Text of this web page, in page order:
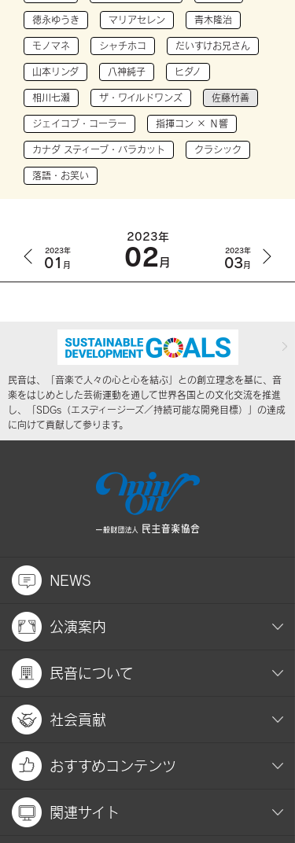
徳永ゆうき マリアセレン 青木隆治
モノマネ シャチホコ だいすけお兄さん
山本リンダ 八神純子 ヒダノ
相川七瀬 ザ・ワイルドワンズ 佐藤竹善
ジェイコブ・コーラー 指揮コン × Ｎ響
カナダ スティーブ・バラカット クラシック
落語・お笑い
2023年
01 月
2023年
02月
2023年
03月
民音は、「音楽で人々の心と心を結ぶ」との創立理念を基に、音
楽をはじめとした芸術運動を通して世界各国との文化交流を推進
し、「SDGs（エスディージーズ／持続可能な開発目標）」の達成
に向けて貢献して参ります。
NEWS
公演案内
民音について
社会貢献
おすすめコンテンツ
関連サイト